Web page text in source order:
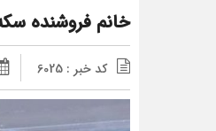
خانم فروشنده
کد خبر : 6025